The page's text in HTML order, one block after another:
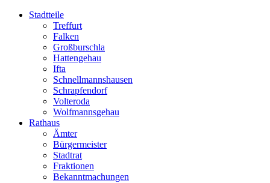
Stadtteile
Treffurt
Falken
Großburschla
Hattengehau
Ifta
Schnellmannshausen
Schrapfendorf
Volteroda
Wolfmannsgehau
Rathaus
Ämter
Bürgermeister
Stadtrat
Fraktionen
Bekanntmachungen